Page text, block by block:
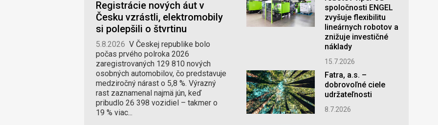
Registrácie nových áut v
Česku vzrástli, elektromobily
si polepšili o štvrtinu
5.8.2026 V Českej republike bolo
počas prvého polroka 2026
zaregistrovaných 129 810 nových
osobných automobilov, čo predstavuje
medziročný nárast o 5,8 %. Výrazný
rast zaznamenal najmä jún, keď
pribudlo 26 398 vozidiel – takmer o
19 % viac...
spoločnosti ENGEL
zvyšuje flexibilitu
lineárnych robotov a
znižuje investičné
náklady
15.7.2026
Fatra, a.s. –
dobrovoľné ciele
udržateľnosti
8.7.2026